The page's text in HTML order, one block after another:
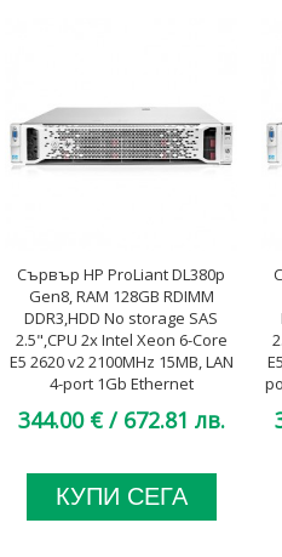
Сървър HP ProLiant DL380p
Gen8, RAM 128GB RDIMM
DDR3,HDD No storage SAS
2.5",CPU 2x Intel Xeon 6-Core
E5 2620 v2 2100MHz 15MB, LAN
4-port 1Gb Ethernet
344.00 € / 672.81 лв.
КУПИ СЕГА